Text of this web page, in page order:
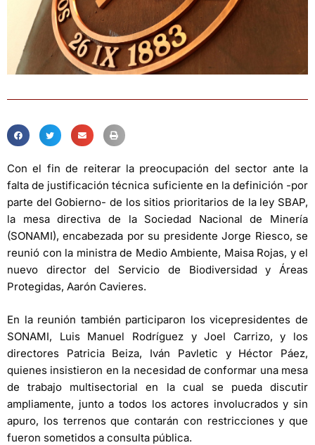
Con el fin de reiterar la preocupación del sector ante la
falta de justificación técnica suficiente en la definición -por
parte del Gobierno- de los sitios prioritarios de la ley SBAP,
la mesa directiva de la Sociedad Nacional de Minería
(SONAMI), encabezada por su presidente Jorge Riesco, se
reunió con la ministra de Medio Ambiente, Maisa Rojas, y el
nuevo director del Servicio de Biodiversidad y Áreas
Protegidas, Aarón Cavieres.
En la reunión también participaron los vicepresidentes de
SONAMI, Luis Manuel Rodríguez y Joel Carrizo, y los
directores Patricia Beiza, Iván Pavletic y Héctor Páez,
quienes insistieron en la necesidad de conformar una mesa
de trabajo multisectorial en la cual se pueda discutir
ampliamente, junto a todos los actores involucrados y sin
apuro, los terrenos que contarán con restricciones y que
fueron sometidos a consulta pública.